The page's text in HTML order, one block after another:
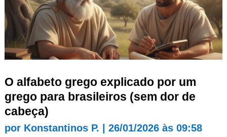
O alfabeto grego explicado por um
grego para brasileiros (sem dor de
cabeça)
por Konstantinos P. 26/01/2026 às 09:58